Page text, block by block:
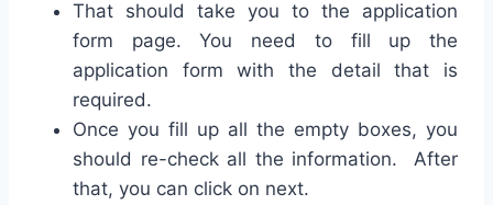
That should take you to the application
form page. You need to fill up the
application form with the detail that is
required.
Once you fill up all the empty boxes, you
should re-check all the information. After
that, you can click on next.